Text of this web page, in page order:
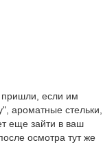
пришли, если им
ароматные стельки,
еще зайти в ваш
осмотра тут же